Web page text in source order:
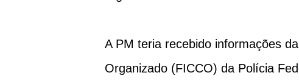
A PM teria recebido informações
Organizado (FICCO) da Polícia